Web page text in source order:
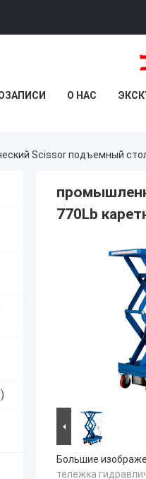
О НАС
Scissor подъемный
770Lb
Большие
тележка